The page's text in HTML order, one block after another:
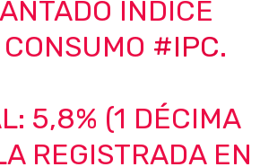
ÍNDICE
#IPC.
5,8% (1 DÉCIMA
REGISTRADA EN